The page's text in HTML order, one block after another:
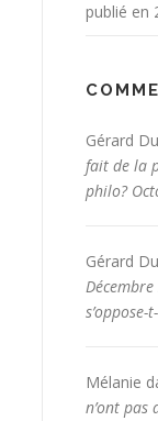
publié en
Gérard
fait de la
philo?
Gérard
Mélanie
n’ont pas